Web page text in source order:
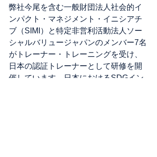
弊社今尾を含む一般財団法人社会的イ
ンパクト・マネジメント・イニシアチ
ブ（SIMI）と特定非営利活動法人ソー
シャルバリュージャパンのメンバー7名
がトレーナー・トレーニングを受け、
日本の認証トレーナーとして研修を開
催しています。日本におけるSDGイン